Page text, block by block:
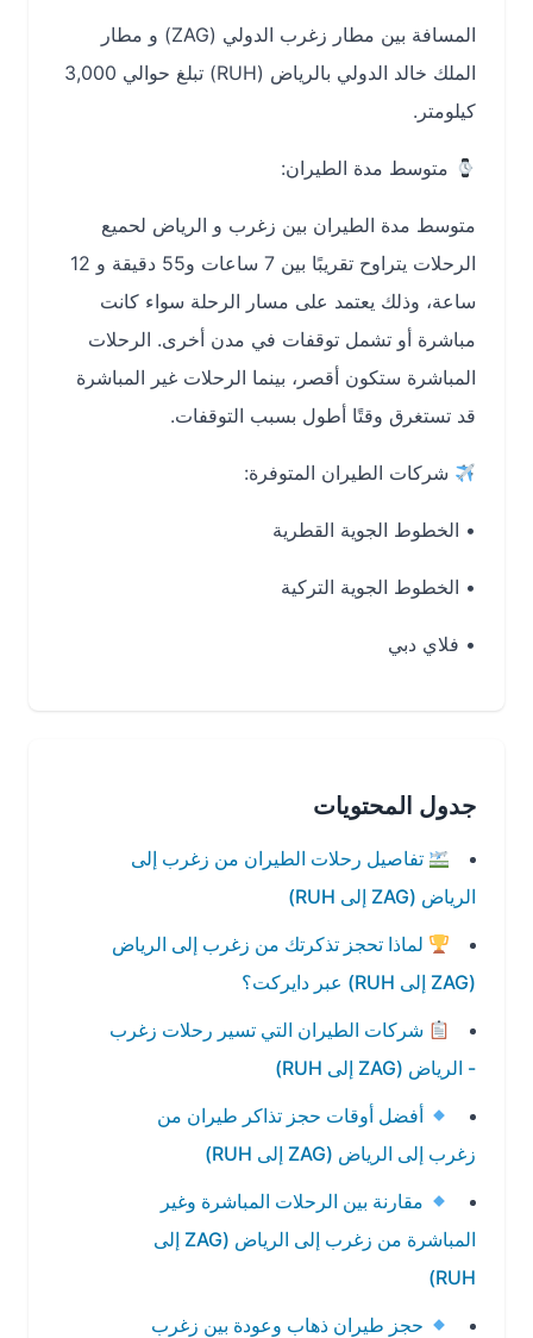
المسافة بينمطار زغرب الدولي (ZAG) ومطار
الملك خالد الدولي بالرياض (RUH)
تبلغ حوالي 3,000
كيلومتر.
متوسط مدة الطيران:
متوسط مدة الطيران بينزغرب والرياضلحميع
الرحلات يتراوح تقريبًا بين7 ساعات و55 دقيقة و12
، وذلك يعتمد على مسار الرحلة سواء كانت
مباشرة أو تشمل توقفات في مدن أخرى. الرحلات
المباشرة ستكون أقصر، بينما الرحلات غير المباشرة
قد تستغرق وقتًا أطول بسبب التوقفات.
شركات الطيران المتوفرة:
• الخطوط الجوية القطرية
• الخطوط الجوية التركية
• فلاي دبي
جدول المحتويات
تفاصيل رحلات الطيران من زغرب إلى
الرياض (ZAG إلى RUH)
لماذا تحجز تذكرتك من زغرب إلى الرياض
شركات الطيران التي تسير رحلات زغرب
- الرياض (ZAG إلى RUH)
أفضل أوقات حجز تذاكر طيران من
زغرب إلى الرياض (ZAG إلى RUH)
مقارنة بين الرحلات المباشرة وغير
المباشرة من زغرب إلى الرياض (ZAG إلى
حجز طيران ذهاب وعودة بين زغرب